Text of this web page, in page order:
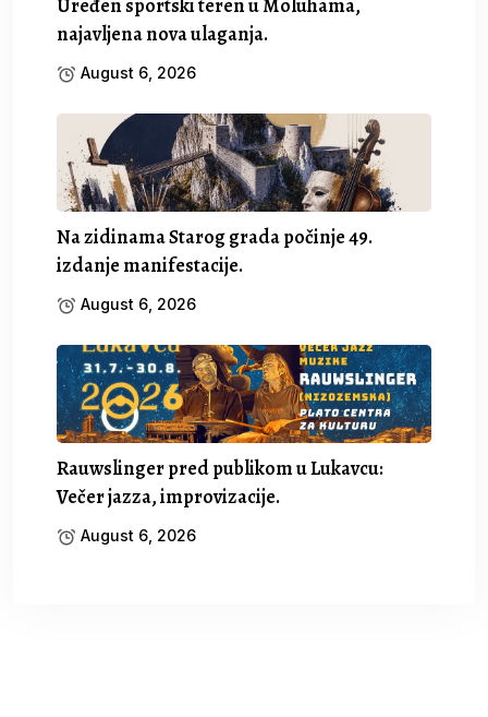
najavljena nova ulaganja.
August 6, 2026
Na zidinama Starog grada počinje 49.
izdanje manifestacije.
August 6, 2026
Rauwslinger pred publikom u Lukavcu:
Večer jazza, improvizacije.
August 6, 2026